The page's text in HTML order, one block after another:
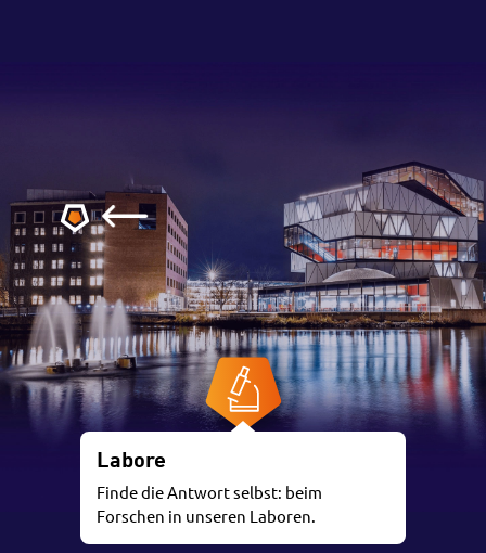
Labore
Finde die Antwort selbst: beim
Forschen in unseren Laboren.